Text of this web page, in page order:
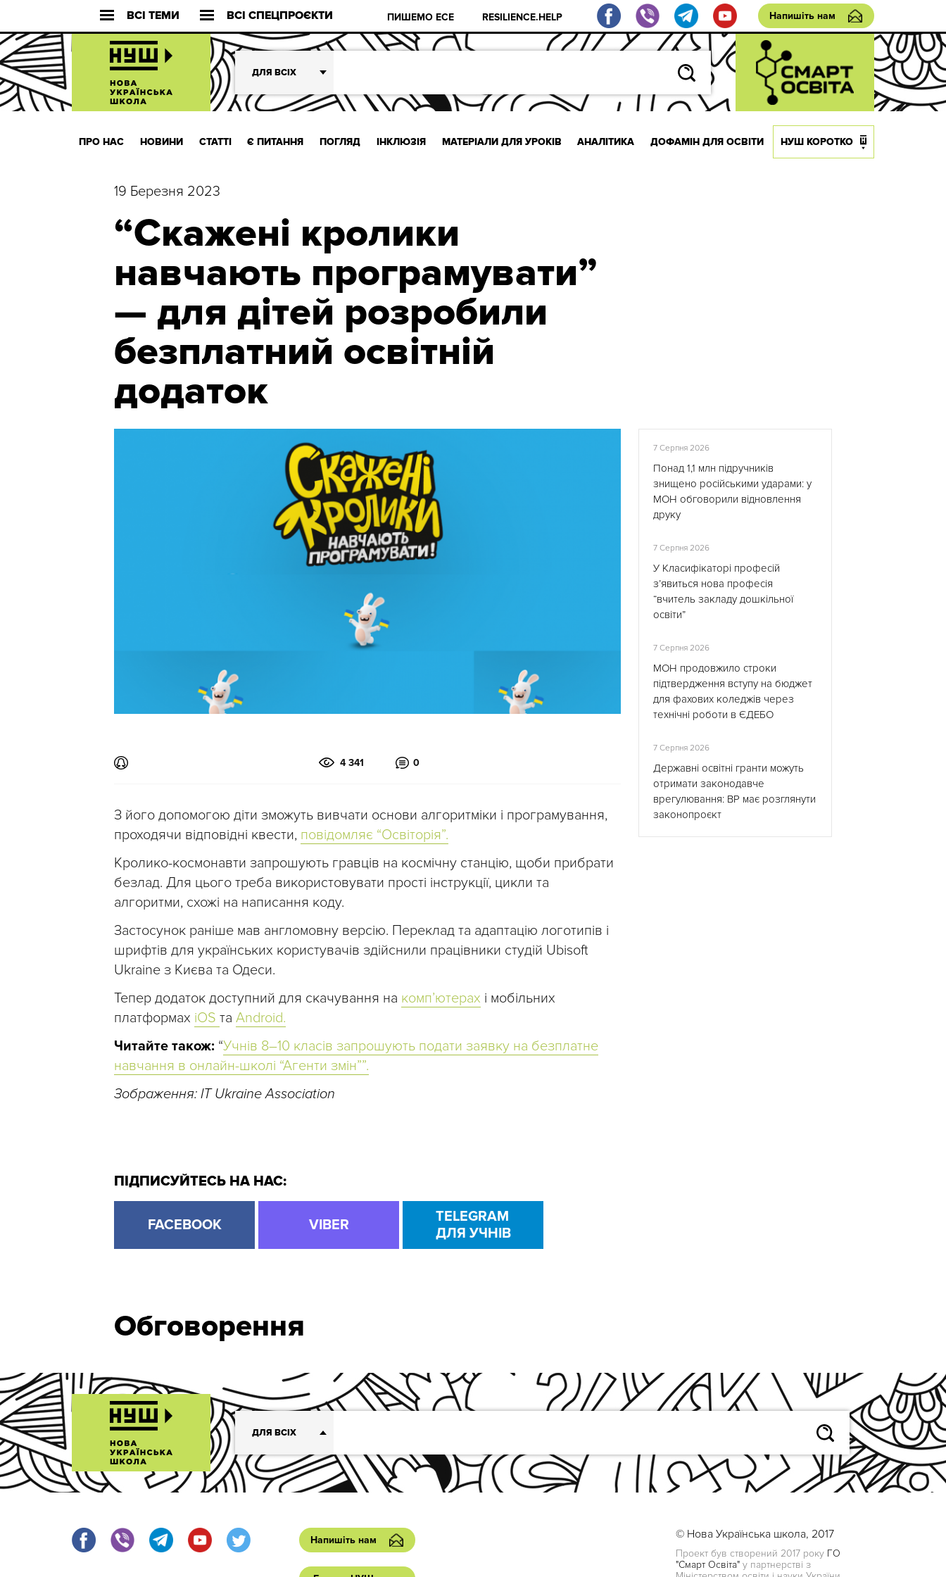
ВСІ ТЕМИ ВСІ СПЕЦПРОЄКТИ ПИШЕМО ЕСЕ RESILIENCE.HELP Напишіть нам
ДЛЯ ВСІХ
ПРО НАС НОВИНИ СТАТТІ Є ПИТАННЯ ПОГЛЯД ІНКЛЮЗІЯ МАТЕРІАЛИ ДЛЯ УРОКІВ АНАЛІТИКА ДОФАМІН ДЛЯ ОСВІТИ НУШ КОРОТКО
19 Березня 2023
“Скажені кролики
навчають програмувати”
— для дітей розробили
безплатний освітній
додаток
4 341 0
З його допомогою діти зможуть вивчати основи алгоритміки і програмування,
проходячи відповідні квести, повідомляє “Освіторія”.
Кролико-космонавти запрошують гравців на космічну станцію, щоби прибрати
безлад. Для цього треба використовувати прості інструкції, цикли та
алгоритми, схожі на написання коду.
Застосунок раніше мав англомовну версію. Переклад та адаптацію логотипів і
шрифтів для українських користувачів здійснили працівники студій Ubisoft
Ukraine з Києва та Одеси.
Тепер додаток доступний для скачування на комп’ютерах і мобільних
платформах iOS та Android.
Читайте також: “Учнів 8–10 класів запрошують подати заявку на безплатне
навчання в онлайн-школі “Агенти змін””.
Зображення: IT Ukraine Association
ПІДПИСУЙТЕСЬ НА НАС:
FACEBOOK VIBER
TELEGRAM
ДЛЯ УЧНІВ
7 Серпня 2026
Понад 1,1 млн підручників
знищено російськими ударами: у
МОН обговорили відновлення
друку
7 Серпня 2026
У Класифікаторі професій
з’явиться нова професія
“вчитель закладу дошкільної
освіти”
7 Серпня 2026
МОН продовжило строки
підтвердження вступу на бюджет
для фахових коледжів через
технічні роботи в ЄДЕБО
7 Серпня 2026
Державні освітні гранти можуть
отримати законодавче
врегулювання: ВР має розглянути
законопроєкт
Обговорення
ДЛЯ ВСІХ
Напишіть нам © Нова Українська школа, 2017
Проект був створений 2017 року ГО
"Смарт Освіта" у партнерстві з